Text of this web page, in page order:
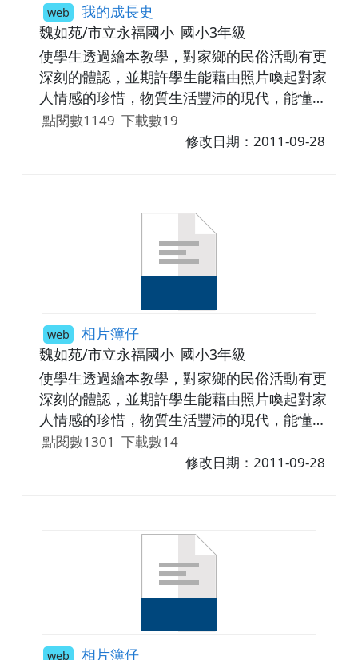
web 我的成長史
魏如苑/市立永福國小 國小3年級
使學生透過繪本教學，對家鄉的民俗活動有更
深刻的體認，並期許學生能藉由照片喚起對家
人情感的珍惜，物質生活豐沛的現代，能懂得
珍惜身邊人、事、物並知福惜福；同時能培養
點閱數1149 下載數19
修改日期：2011-09-28
web 相片簿仔
魏如苑/市立永福國小 國小3年級
使學生透過繪本教學，對家鄉的民俗活動有更
深刻的體認，並期許學生能藉由照片喚起對家
人情感的珍惜，物質生活豐沛的現代，能懂得
珍惜身邊人、事、物並知福惜福；同時能培養
點閱數1301 下載數14
修改日期：2011-09-28
web 相片簿仔